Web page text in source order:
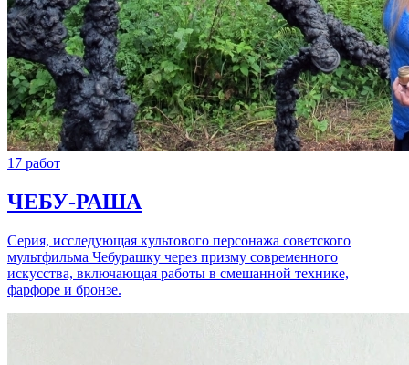
17 работ
ЧЕБУ-РАША
Серия, исследующая культового персонажа советского
мультфильма Чебурашку через призму современного
искусства, включающая работы в смешанной технике,
фарфоре и бронзе.